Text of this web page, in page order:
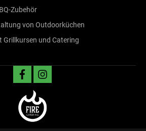
Zubehör
von Outdoorküchen
Grillkursen und Catering
facebookinstagram